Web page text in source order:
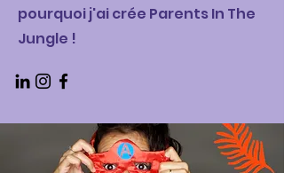
pourquoi j'ai crée Parents In The
Jungle !